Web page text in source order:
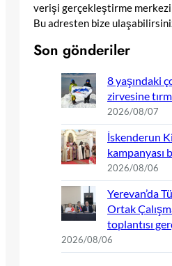
verişi gerçekleştirme
Bu adresten bize
Son gönderiler
8 yaşındaki
zirvesine
2026/08/07
İskenderun
kampanyası
2026/08/06
Yerevan’da
Ortak
toplantısı
2026/08/06